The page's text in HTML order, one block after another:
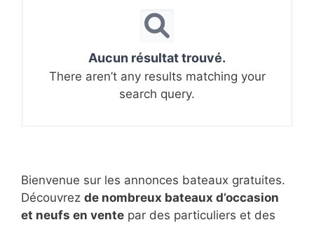
Aucun résultat trouvé.
There aren’t any results matching your
search query.
Bienvenue sur les annonces bateaux gratuites.
Découvrez de nombreux bateaux d’occasion
et neufs en vente par des particuliers et des